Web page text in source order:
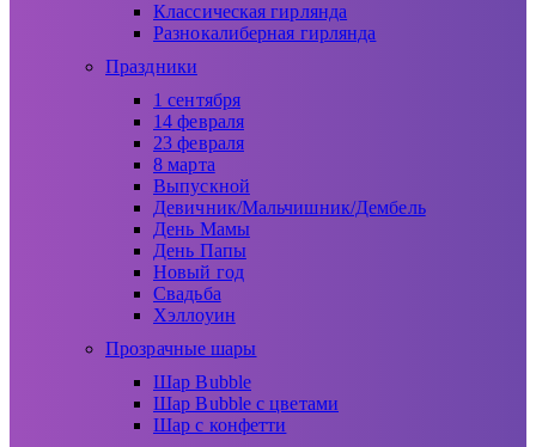
Классическая гирлянда
Разнокалиберная гирлянда
Праздники
1 сентября
14 февраля
23 февраля
8 марта
Выпускной
Девичник/Мальчишник/Дембель
День Мамы
День Папы
Новый год
Свадьба
Хэллоуин
Прозрачные шары
Шар Bubble
Шар Bubble с цветами
Шар с конфетти